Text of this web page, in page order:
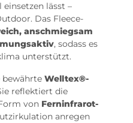
einsetzen lässt –
Das Fleece-
anschmiegsam
, sodass es
unterstützt.
bewährte Welltex®-
reflektiert die
von Ferninfrarot-
anregen